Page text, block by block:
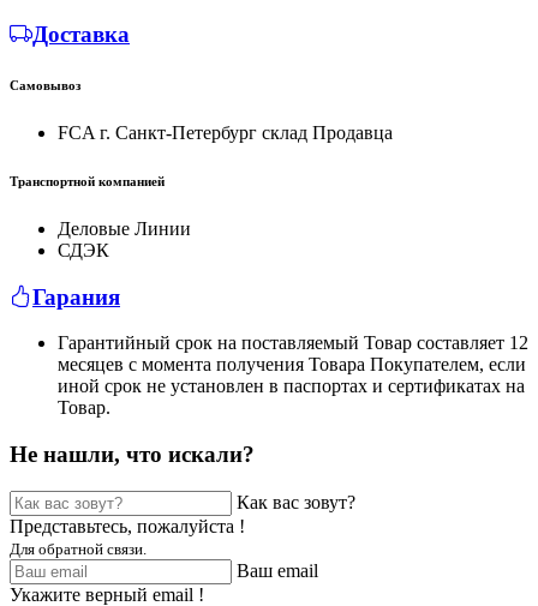
Доставка
Самовывоз
FCA г. Санкт-Петербург склад Продавца
Транспортной компанией
Деловые Линии
СДЭК
Гарания
Гарантийный срок на поставляемый Товар составляет 12
месяцев с момента получения Товара Покупателем, если
иной срок не установлен в паспортах и сертификатах на
Товар.
Не нашли, что искали?
Как вас зовут?
Представьтесь, пожалуйста !
Для обратной связи.
Ваш email
Укажите верный email !